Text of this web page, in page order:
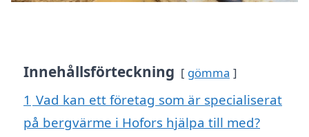
Innehållsförteckning gömma
1 Vad kan ett företag som är specialiserat
på bergvärme i Hofors hjälpa till med?